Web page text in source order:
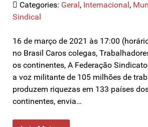
Categories: Geral, Internacional,
Sindical
16 de março de 2021 às 17:00
no Brasil Caros colegas,
os continentes, A Federação
a voz militante de 105 milhões de
produzem riquezas em 133 países
continentes, envia…